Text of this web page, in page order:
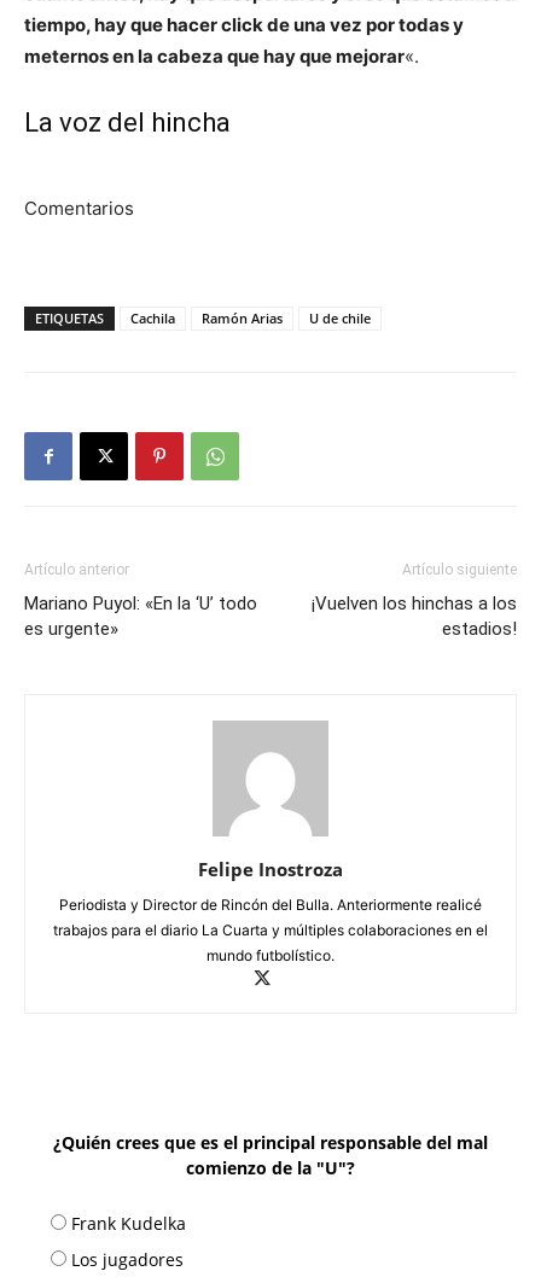
tiempo, hay que hacer click de una vez por todas y
meternos en la cabeza que hay que mejorar«.
La voz del hincha
Comentarios
ETIQUETAS Cachila Ramón Arias U de chile
Artículo anterior
Mariano Puyol: «En la ‘U’ todo
es urgente»
Artículo siguiente
¡Vuelven los hinchas a los
estadios!
Felipe Inostroza
Periodista y Director de Rincón del Bulla. Anteriormente realicé
trabajos para el diario La Cuarta y múltiples colaboraciones en el
mundo futbolístico.
¿Quién crees que es el principal responsable del mal
comienzo de la "U"?
Frank Kudelka
Los jugadores